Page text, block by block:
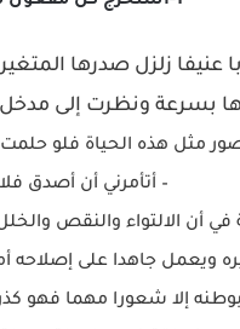
عنيفا زلزل صدرها
بسرعة ونظرت إلى
مثل هذه الحياة فلو
– أتأمرني أن أصدق
أن الالتواء والنقص
ويعمل جاهدا على إصلاحه
إلا شعورا مهما فهو